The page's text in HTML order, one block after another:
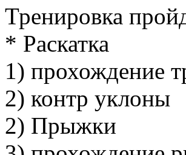
Тренировка
* Раскатка
1) прохождение
2) контр уклоны
2) Прыжки